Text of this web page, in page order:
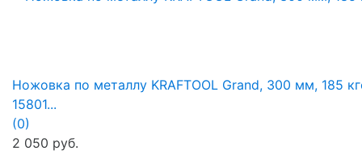
Ножовка по металлу KRAFTOOL Grand, 300 мм, 185
15801...
(0)
2 050 руб.